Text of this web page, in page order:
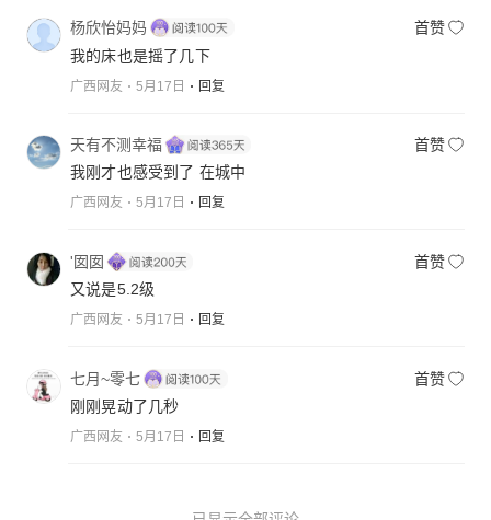
杨欣怡妈妈
首赞
我的床也是摇了几下
广西网友 5月17日 回复
天有不测幸福
首赞
我刚才也感受到了 在城中
广西网友 5月17日 回复
'囡囡
首赞
又说是5.2级
广西网友 5月17日 回复
七月~零七
首赞
刚刚晃动了几秒
广西网友 5月17日 回复